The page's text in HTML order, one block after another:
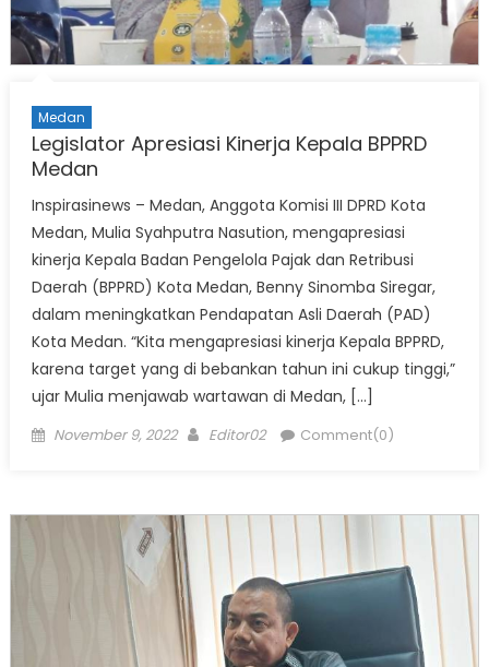
Medan
Legislator Apresiasi Kinerja Kepala BPPRD
Medan
Inspirasinews – Medan, Anggota Komisi III DPRD Kota
Medan, Mulia Syahputra Nasution, mengapresiasi
kinerja Kepala Badan Pengelola Pajak dan Retribusi
Daerah (BPPRD) Kota Medan, Benny Sinomba Siregar,
dalam meningkatkan Pendapatan Asli Daerah (PAD)
Kota Medan. “Kita mengapresiasi kinerja Kepala BPPRD,
karena target yang di bebankan tahun ini cukup tinggi,”
ujar Mulia menjawab wartawan di Medan, […]
Posted
November 9, 2022 Author
Editor02 Comment(0)